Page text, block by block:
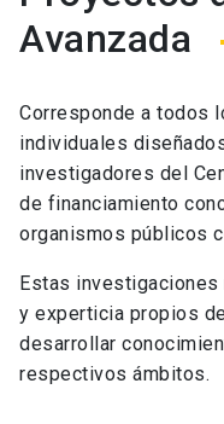
Avanzada
Corresponde a todos
individuales
investigadores del
de financiamiento
organismos públicos
Estas
y experticia propios
desarrollar
respectivos ámbitos.